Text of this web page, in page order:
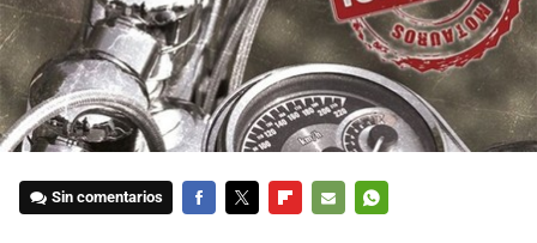
Sin comentarios